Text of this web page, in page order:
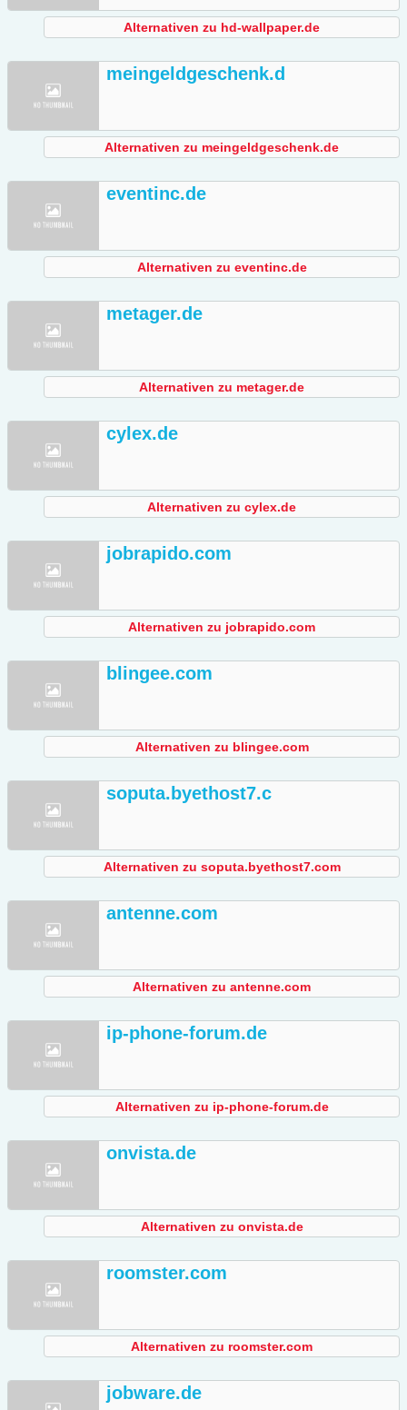
Alternativen zu hd-wallpaper.de
meingeldgeschenk.d
Alternativen zu meingeldgeschenk.de
eventinc.de
Alternativen zu eventinc.de
metager.de
Alternativen zu metager.de
cylex.de
Alternativen zu cylex.de
jobrapido.com
Alternativen zu jobrapido.com
blingee.com
Alternativen zu blingee.com
soputa.byethost7.c
Alternativen zu soputa.byethost7.com
antenne.com
Alternativen zu antenne.com
ip-phone-forum.de
Alternativen zu ip-phone-forum.de
onvista.de
Alternativen zu onvista.de
roomster.com
Alternativen zu roomster.com
jobware.de